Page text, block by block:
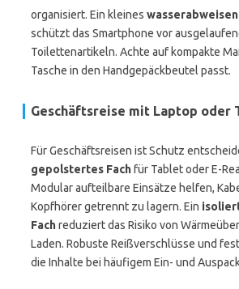
organisiert. Ein kleines
schützt das Smartphone vor
Toilettenartikeln. Achte auf kompakte
Tasche in den Handgepäckbeutel passt.
Geschäftsreise mit Laptop oder
Für Geschäftsreisen ist Schutz
gepolstertes Fachfür Tablet oder E-
Modular aufteilbare Einsätze helfen,
Kopfhörer getrennt zu lagern. Ein
Fachreduziert das Risiko von
Laden. Robuste Reißverschlüsse und
die Inhalte bei häufigem Ein- und